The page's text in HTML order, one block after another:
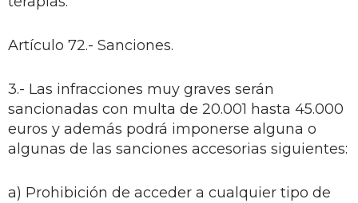
Artículo 72.- Sanciones.
3.- Las infracciones muy graves serán
sancionadas con multa de 20.001 hasta 45.000
euros y además podrá imponerse alguna o
algunas de las sanciones accesorias siguientes:
a) Prohibición de acceder a cualquier tipo de